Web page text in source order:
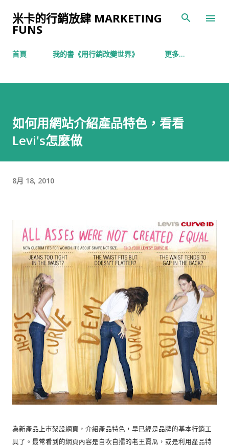
米卡的行銷放肆 MARKETING
FUNS
首頁 我的書《用行銷改變世界》 更多…
如何用網站介紹產品特色，看看
Levi's怎麼做
8月 18, 2010
為新產品上市架設網頁，介紹產品特色，早已經是品牌的基本行銷工
具了。最常看到的網頁內容是自吹自擂的老王賣瓜，或是利用產品特